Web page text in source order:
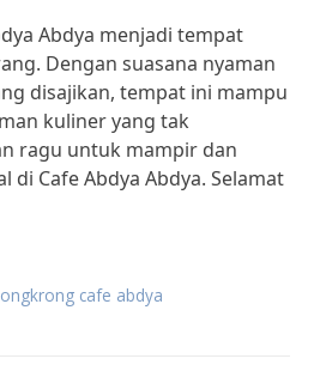
Abdya menjadi tempat
Dengan suasana nyaman
disajikan, tempat ini mampu
kuliner yang tak
ragu untuk mampir dan
di Cafe Abdya Abdya. Selamat
cafe abdya